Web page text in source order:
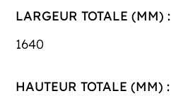
LARGEUR TOTALE (MM) :
1640
HAUTEUR TOTALE (MM) :